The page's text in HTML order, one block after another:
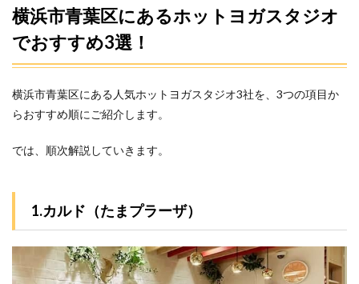
1.横浜
市青
葉区
で料
安い
トヨ
タジ
5.2
2.横浜
市青
葉区
で安
横浜市青葉区にあるホットヨガスタジオ
でおすすめ3選！
横浜市青葉区にある人気ホットヨガスタジオ3社を、3つの項目か
らおすすめ順にご紹介します。
では、順次解説していきます。
1.カルド（たまプラーザ）